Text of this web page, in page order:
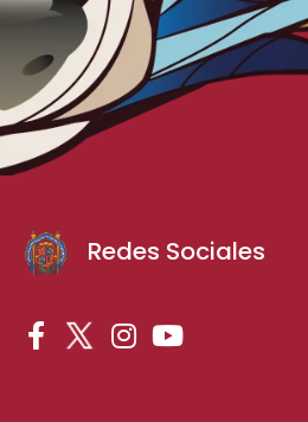
Redes Sociales